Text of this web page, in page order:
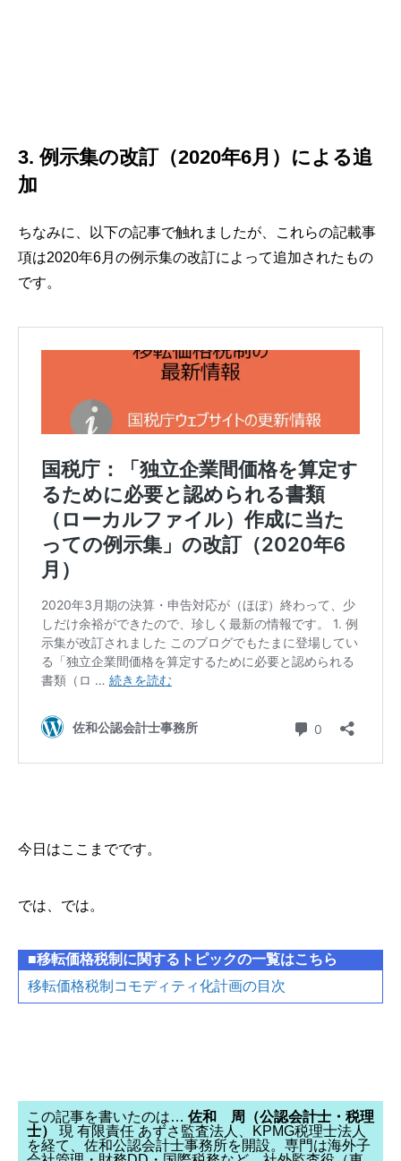
3. 例示集の改訂（2020年6月）による追
加
ちなみに、以下の記事で触れましたが、これらの記載事
項は2020年6月の例示集の改訂によって追加されたもの
です。
今日はここまでです。
では、では。
■移転価格税制に関するトピックの一覧はこちら
移転価格税制コモディティ化計画の目次
この記事を書いたのは… 佐和 周（公認会計士・税理
士）
現 有限責任 あずさ監査法人、KPMG税理士法人
を経て、佐和公認会計士事務所を開設。専門は海外子